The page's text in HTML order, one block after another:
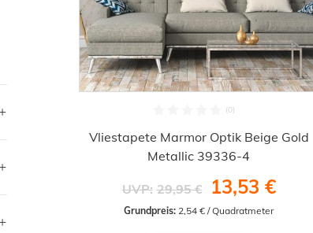
Vliestapete Marmor Optik Beige Gold
Metallic 39336-4
UVP: 29,95 € 13,53 €
Grundpreis: 2,54 € / Quadratmeter